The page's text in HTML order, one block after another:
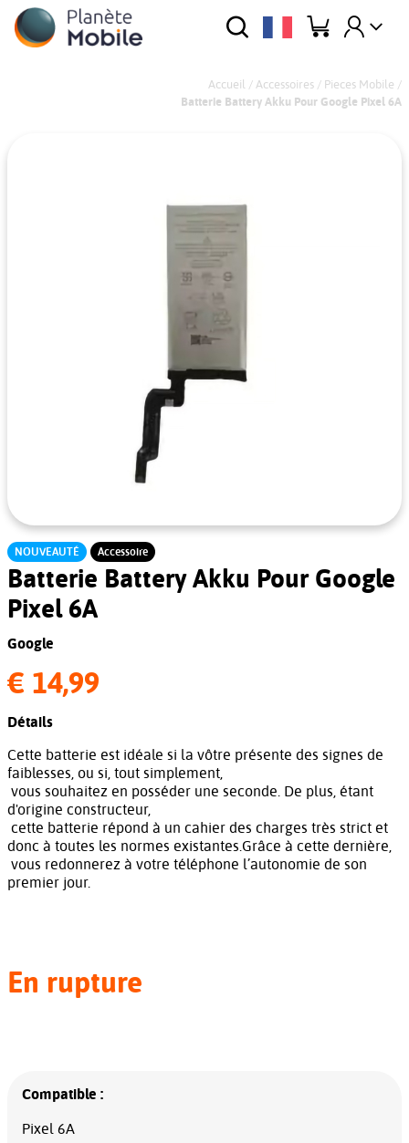
Accueil / Accessoires / Pieces Mobile /
Batterie Battery Akku Pour Google Pixel 6A
NOUVEAUTÉ Accessoire
Batterie Battery Akku Pour Google
Pixel 6A
Google
€ 14,99
Détails
Cette batterie est idéale si la vôtre présente des signes de
faiblesses, ou si, tout simplement,
vous souhaitez en posséder une seconde. De plus, étant
d'origine constructeur,
cette batterie répond à un cahier des charges très strict et
donc à toutes les normes existantes.Grâce à cette dernière,
vous redonnerez à votre téléphone l’autonomie de son
premier jour.
En rupture
Compatible :
Pixel 6A